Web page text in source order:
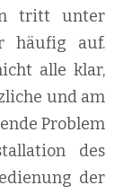
tritt unter
häufig auf.
alle klar,
und am
Problem
des
der